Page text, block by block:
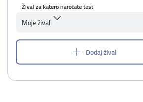
Žival za katero naročate test
Moje živali
Dodaj žival